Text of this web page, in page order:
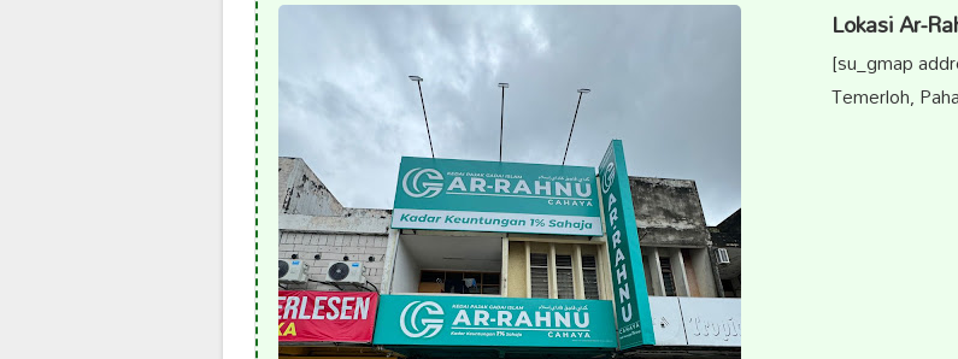
Lokasi Ar-
[su_gmap
Temerloh,